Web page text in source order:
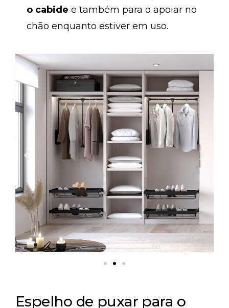
o cabide e também para o apoiar no
chão enquanto estiver em uso.
Espelho de puxar para o